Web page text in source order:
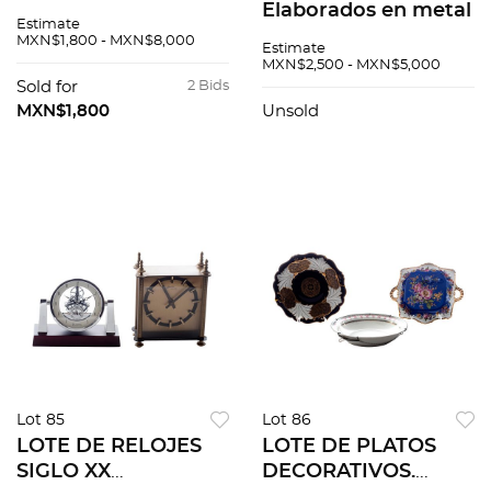
porcelana. Sellado
Willow Brook.
Servicio para 6
Estimate
MXN$1,800 - MXN$8,000
2 Bids
Sold for
MXN$1,800
Elaborados en metal
Manecillas de barra,
Piezas: 2
Estimate
MXN$2,500 - MXN$5,000
Unsold
Lot 85
LOTE DE RELOJES
SIGLO XX
Lot 86
LOTE DE PLATOS
DECORATIVOS.